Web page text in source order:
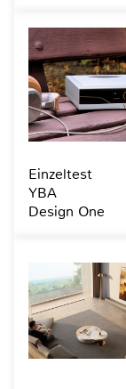
Einzeltest
YBA
Design One